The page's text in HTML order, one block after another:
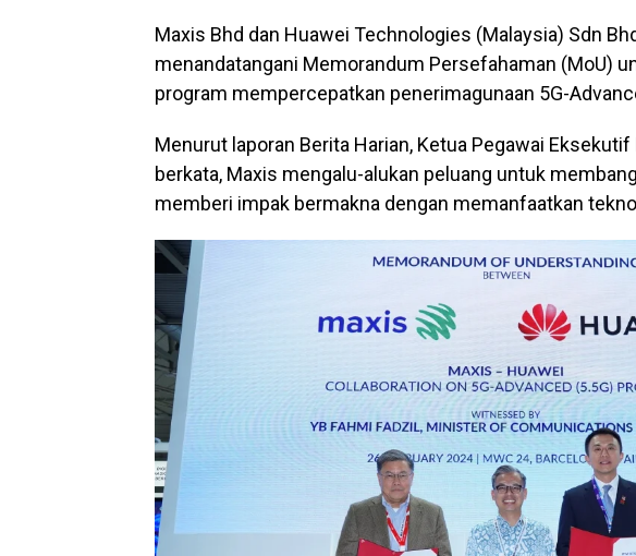
Maxis Bhd dan Huawei Technologies (Malaysia) Sdn
menandatangani Memorandum Persefahaman (MoU)
program mempercepatkan penerimagunaan 5G-
Menurut laporan Berita Harian, Ketua Pegawai
berkata, Maxis mengalu-alukan peluang untuk
memberi impak bermakna dengan memanfaatkan